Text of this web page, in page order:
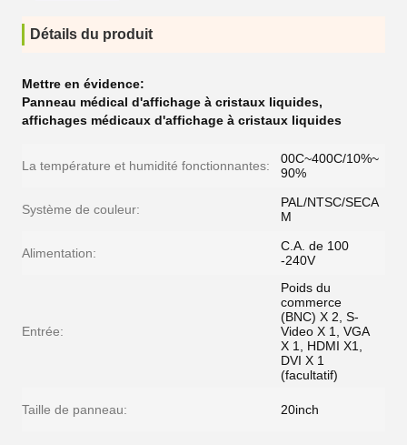
Détails du produit
Mettre en évidence:
Panneau médical d'affichage à cristaux liquides,
affichages médicaux d'affichage à cristaux liquides
La température et humidité fonctionnantes:
00C~400C/10%~
90%
Système de couleur:
PAL/NTSC/SECA
M
Alimentation:
C.A. de 100
-240V
Entrée:
Poids du
commerce
(BNC) X 2, S-
Video X 1, VGA
X 1, HDMI X1,
DVI X 1
(facultatif)
Taille de panneau: 20inch